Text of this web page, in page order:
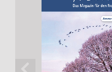
Das Magazin für den